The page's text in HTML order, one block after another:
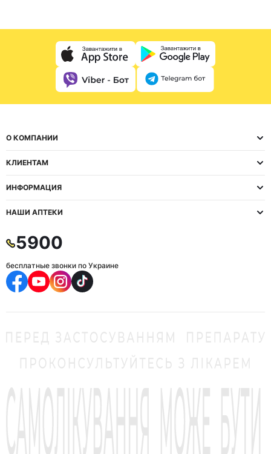
О КОМПАНИИ
КЛИЕНТАМ
ИНФОРМАЦИЯ
НАШИ АПТЕКИ
5900
бесплатные звонки по Украине